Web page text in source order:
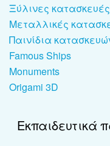
Ξύλινες
Μεταλλικές
Παινίδια
Famous Ships
Monuments
Origami 3D
Εκπαιδευτικά